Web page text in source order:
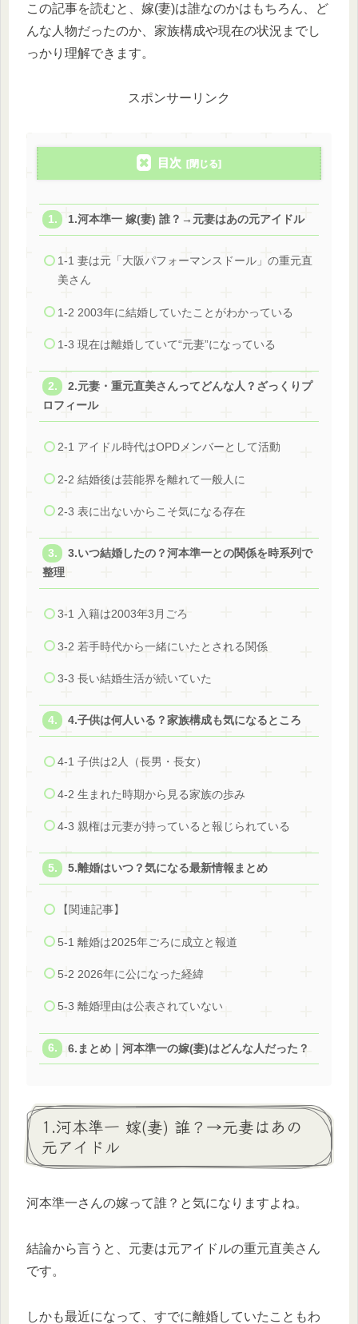
この記事を読むと、嫁(妻)は誰なのかはもちろん、ど
んな人物だったのか、家族構成や現在の状況までし
っかり理解できます。
スポンサーリンク
目次
1.河本準一 嫁(妻) 誰？→元妻はあの元アイドル
1-1 妻は元「大阪パフォーマンスドール」の重元直
美さん
1-2 2003年に結婚していたことがわかっている
1-3 現在は離婚していて“元妻”になっている
2.元妻・重元直美さんってどんな人？ざっくりプ
ロフィール
2-1 アイドル時代はOPDメンバーとして活動
2-2 結婚後は芸能界を離れて一般人に
2-3 表に出ないからこそ気になる存在
3.いつ結婚したの？河本準一との関係を時系列で
整理
3-1 入籍は2003年3月ごろ
3-2 若手時代から一緒にいたとされる関係
3-3 長い結婚生活が続いていた
4.子供は何人いる？家族構成も気になるところ
4-1 子供は2人（長男・長女）
4-2 生まれた時期から見る家族の歩み
4-3 親権は元妻が持っていると報じられている
5.離婚はいつ？気になる最新情報まとめ
【関連記事】
5-1 離婚は2025年ごろに成立と報道
5-2 2026年に公になった経緯
5-3 離婚理由は公表されていない
6.まとめ｜河本準一の嫁(妻)はどんな人だった？
1.河本準一 嫁(妻) 誰？→元妻はあの
元アイドル
河本準一さんの嫁って誰？と気になりますよね。
結論から言うと、元妻は元アイドルの重元直美さん
です。
しかも最近になって、すでに離婚していたこともわ